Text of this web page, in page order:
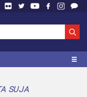
SUJA